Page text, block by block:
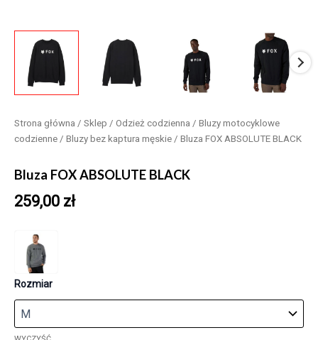
Strona główna / Sklep / Odzież codzienna / Bluzy motocyklowe
codzienne / Bluzy bez kaptura męskie / Bluza FOX ABSOLUTE BLACK
Bluza FOX ABSOLUTE BLACK
259,00 zł
Rozmiar